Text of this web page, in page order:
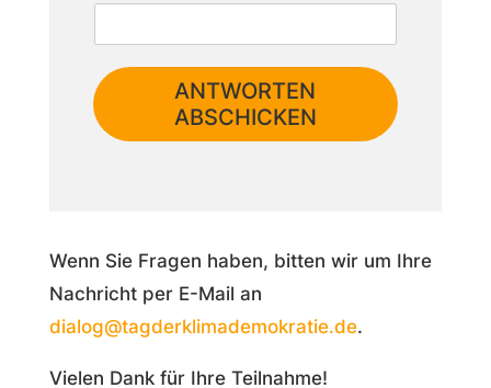
ANTWORTEN
ABSCHICKEN
Wenn Sie Fragen haben, bitten wir um Ihre
Nachricht per E-Mail an
dialog@tagderklimademokratie.de.
Vielen Dank für Ihre Teilnahme!